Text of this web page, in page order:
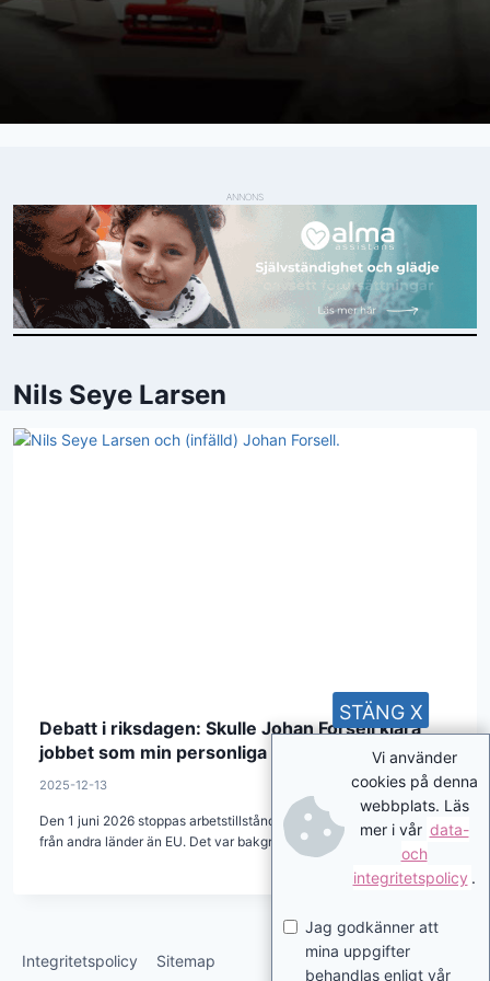
ANNONS
Nils Seye Larsen
Debatt i riksdagen: Skulle Johan Forsell klara
jobbet som min personliga assistent?
2025-12-13
Den 1 juni 2026 stoppas arbetstillstånd för personliga assistenter
från andra länder än EU. Det var bakgrunden till en het…
Integritetspolicy Sitemap
Vi använder
cookies på denna
webbplats. Läs
mer i vår data-
och
integritetspolicy .
Jag godkänner att
mina uppgifter
behandlas enligt vår
STÄNG X